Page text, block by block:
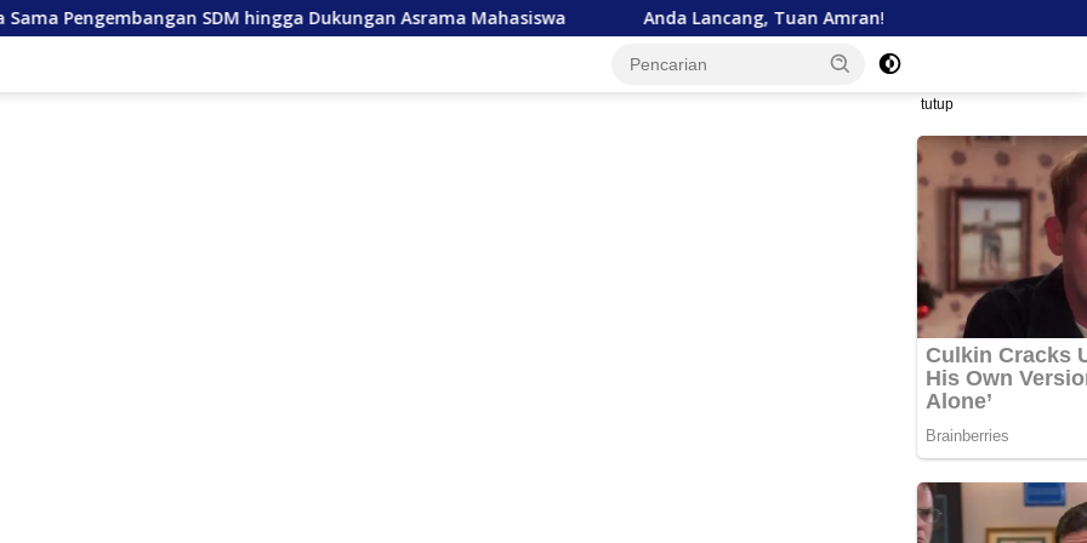
SDM hingga Dukungan Asrama Mahasiswa Anda Lancang, Tuan Amran! Bank Aceh Tegaskan
tutup